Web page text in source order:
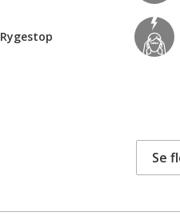
Rygestop
Se